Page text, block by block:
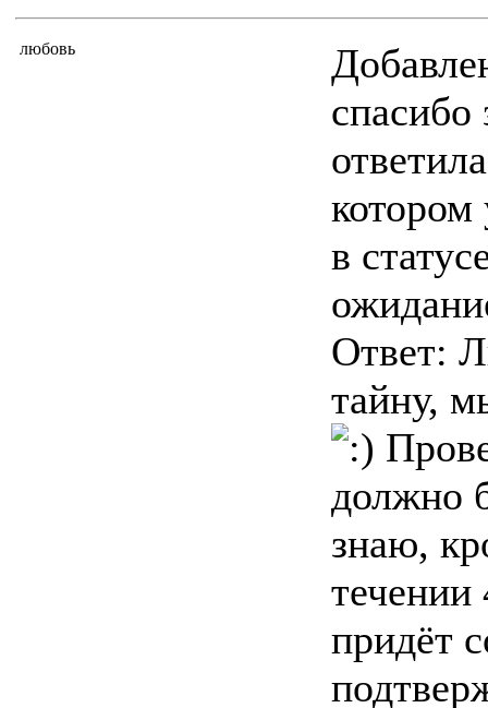
любовь
котором
в
Ответ:
тайну,
должно
знаю,
придёт